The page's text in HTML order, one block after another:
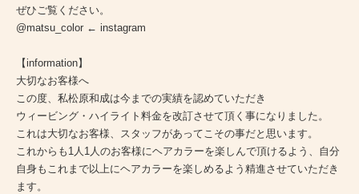
ぜひご覧ください。
@matsu_color ← instagram
【information】
大切なお客様へ
この度、私松原和成は今までの実績を認めていただき
ウィービング・ハイライト料金を改訂させて頂く事になりました。
これは大切なお客様、スタッフがあってこその事だと思います。
これからも1人1人のお客様にヘアカラーを楽しんで頂けるよう、自分
自身もこれまで以上にヘアカラーを楽しめるよう精進させていただき
ます。